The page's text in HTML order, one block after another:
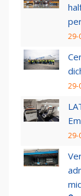
29-
29-
29-